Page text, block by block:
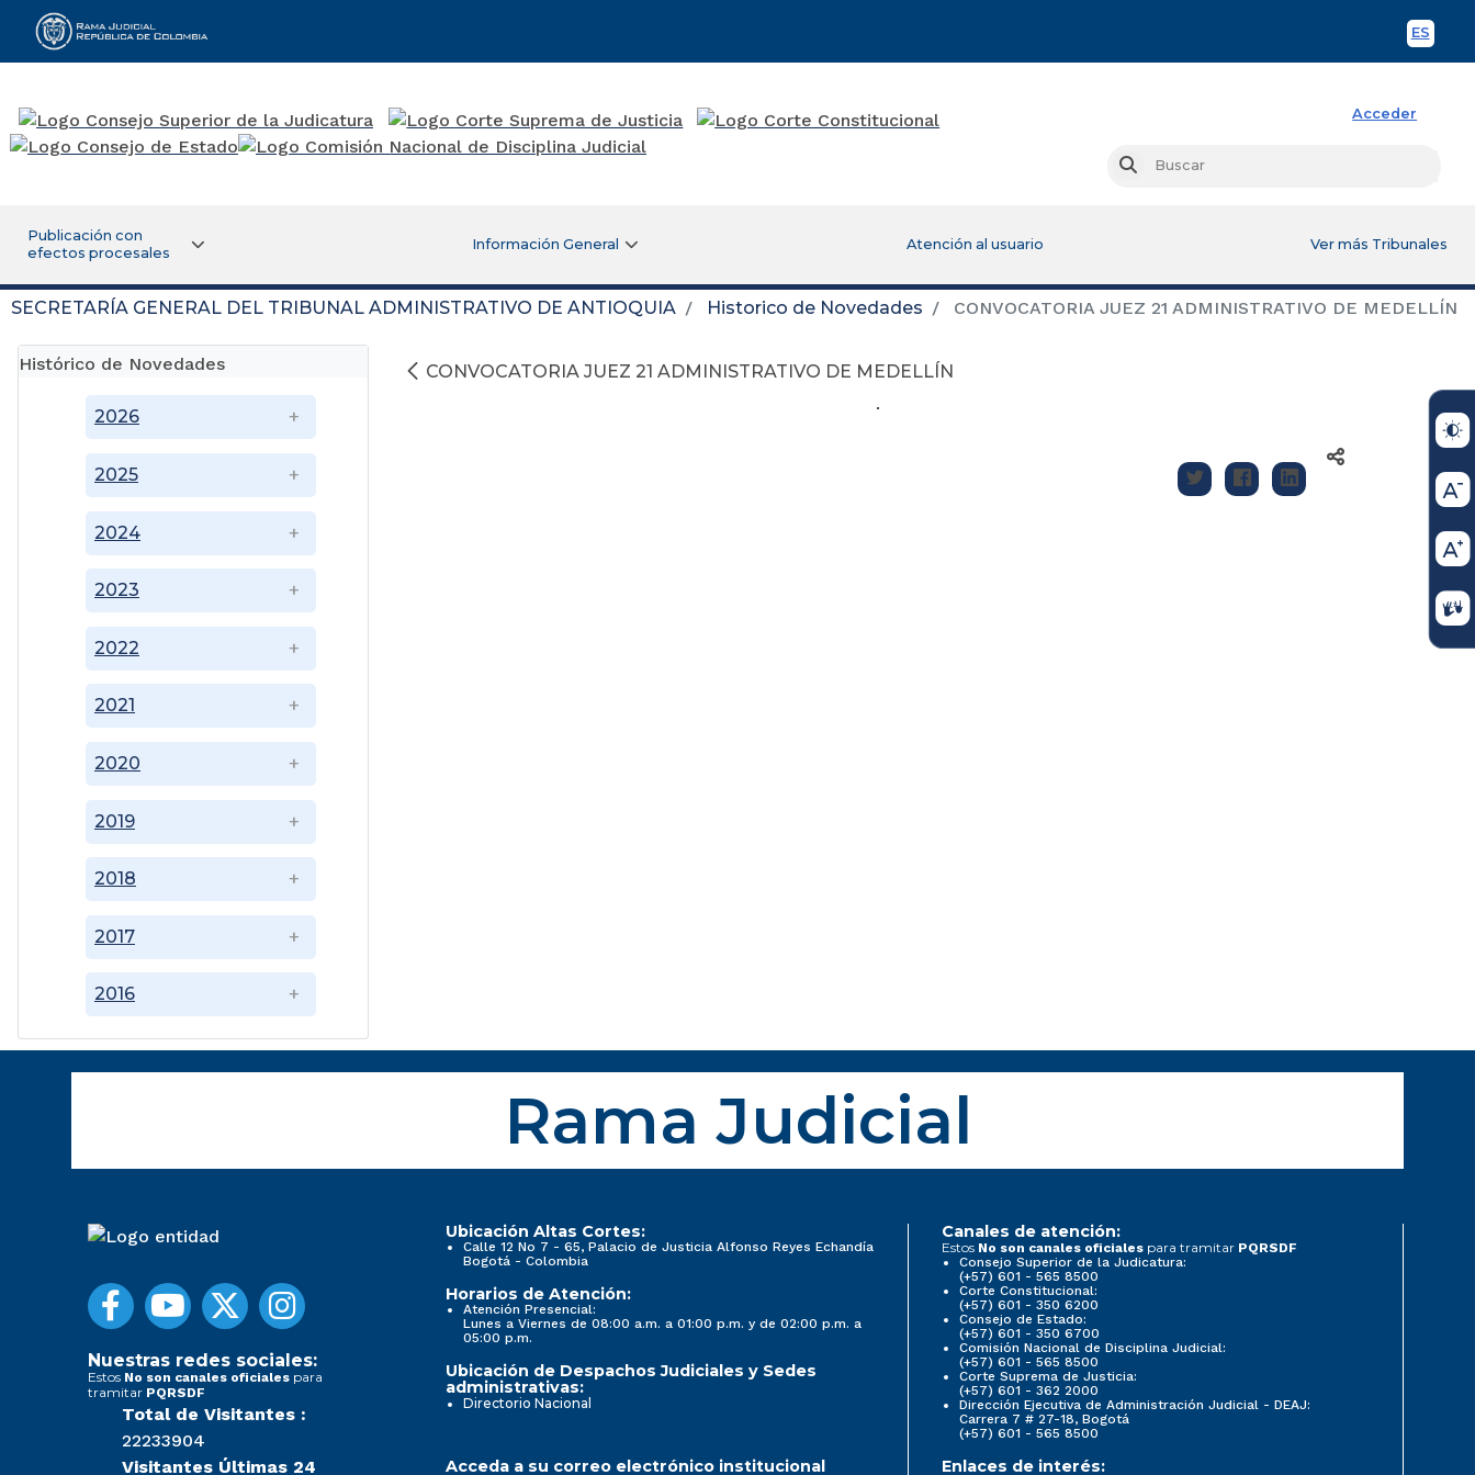
ES
Rama Judicial
Acceder
Buscar
Publicación con
efectos procesales
Información General Atención al usuario Ver más Tribunales
SECRETARÍA GENERAL DEL TRIBUNAL ADMINISTRATIVO DE ANTIOQUIA Historico de Novedades CONVOCATORIA JUEZ 21 ADMINISTRATIVO DE MEDELLÍN
Histórico de Novedades
2016
2017
2018
2019
2020
2021
2022
2023
2024
2025
2026
CONVOCATORIA JUEZ 21 ADMINISTRATIVO DE MEDELLÍN
Rama Judicial
Nuestras redes sociales:
Estos No son canales oficiales para
tramitar PQRSDF
Total de Visitantes :
22233904
Visitantes Últimas 24
Ubicación Altas Cortes:
Calle 12 No 7 - 65, Palacio de Justicia Alfonso Reyes Echandía
Bogotá - Colombia
Horarios de Atención:
Atención Presencial:
Lunes a Viernes de 08:00 a.m. a 01:00 p.m. y de 02:00 p.m. a
05:00 p.m.
Ubicación de Despachos Judiciales y Sedes
administrativas:
Directorio Nacional
Canales de atención:
Estos No son canales oficiales para tramitar PQRSDF
Consejo Superior de la Judicatura:
(+57) 601 - 565 8500
Corte Constitucional:
(+57) 601 - 350 6200
Consejo de Estado:
(+57) 601 - 350 6700
Comisión Nacional de Disciplina Judicial:
(+57) 601 - 565 8500
Corte Suprema de Justicia:
(+57) 601 - 362 2000
Dirección Ejecutiva de Administración Judicial - DEAJ:
Carrera 7 # 27-18, Bogotá
(+57) 601 - 565 8500
Acceda a su correo electrónico institucional Enlaces de interés: